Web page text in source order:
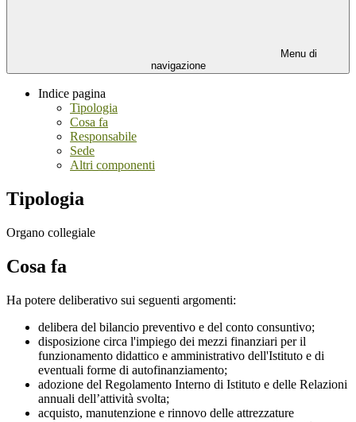
Menu di
navigazione
Indice pagina
Tipologia
Cosa fa
Responsabile
Sede
Altri componenti
Tipologia
Organo collegiale
Cosa fa
Ha potere deliberativo sui seguenti argomenti:
delibera del bilancio preventivo e del conto consuntivo;
disposizione circa l'impiego dei mezzi finanziari per il
funzionamento didattico e amministrativo dell'Istituto e di
eventuali forme di autofinanziamento;
adozione del Regolamento Interno di Istituto e delle Relazioni
annuali dell’attività svolta;
acquisto, manutenzione e rinnovo delle attrezzature